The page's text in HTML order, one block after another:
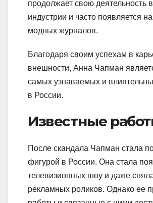
продолжает свою деятельность
индустрии и часто появляется
модных журналов.
Благодаря своим успехам в
внешности, Анна Чапман
самых узнаваемых и
в России.
Известные
После скандала Чапман стала
фигурой в России. Она стала
телевизионных шоу и даже
рекламных роликов. Однако ее